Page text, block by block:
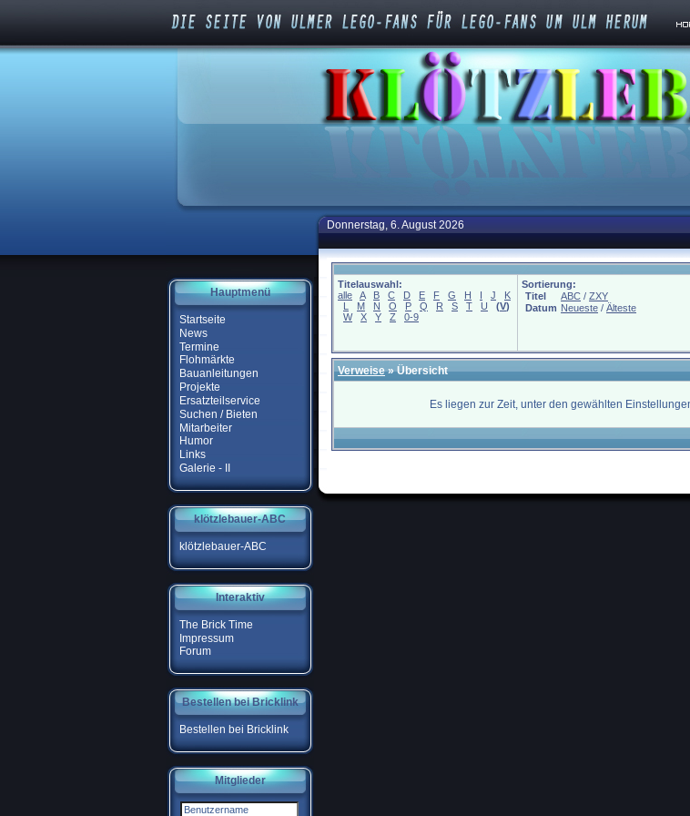
Hauptmenü
Startseite
News
Termine
Flohmärkte
Bauanleitungen
Projekte
Ersatzteilservice
Suchen / Bieten
Mitarbeiter
Humor
Links
Galerie - II
klötzlebauer-ABC
klötzlebauer-ABC
Interaktiv
The Brick Time
Impressum
Forum
Bestellen bei Bricklink
Bestellen bei Bricklink
Mitglieder
Donnerstag, 6. August 2026
Titelauswahl:
alle
A B C D E F G H I J
K
L
M N O P Q R S T U (V)
W
X Y Z 0-9
Sortierung:
Titel
ABC / ZXY
Datum Neueste / Älteste
Verweise» Übersicht
Es liegen zur Zeit, unter den gewählten